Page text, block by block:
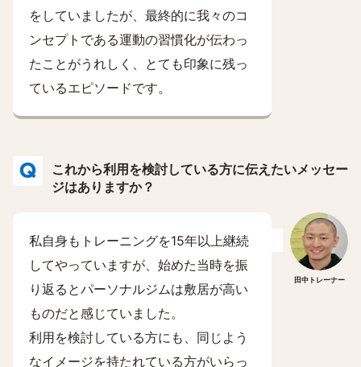
をしていましたが、最終的に我々のコ
ンセプトである運動の習慣化が伝わっ
たことがうれしく、とても印象に残っ
ているエピソードです。
これから利用を検討している方に伝えたいメッセー
ジはありますか？
田中トレーナー
私自身もトレーニングを15年以上継続
してやっていますが、始めた当時を振
り返るとパーソナルジムは敷居が高い
ものだと感じていました。
利用を検討している方にも、同じよう
なイメージを持たれている方がいらっ